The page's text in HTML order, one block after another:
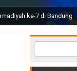
|| Ir. H. Joko Widodo
yang hadir di